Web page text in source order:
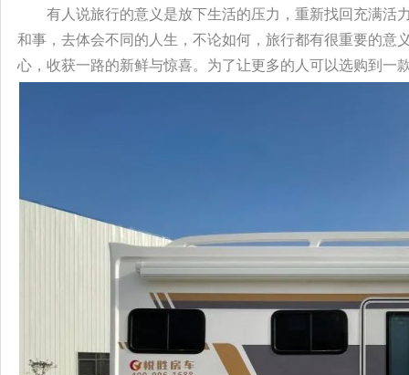
有人说旅行的意义是放下生活的压力，重新找回充满
和事，去体会不同的人生，不论如何，旅行都有很重要的
心，收获一路的新鲜与惊喜。为了让更多的人可以选购到一